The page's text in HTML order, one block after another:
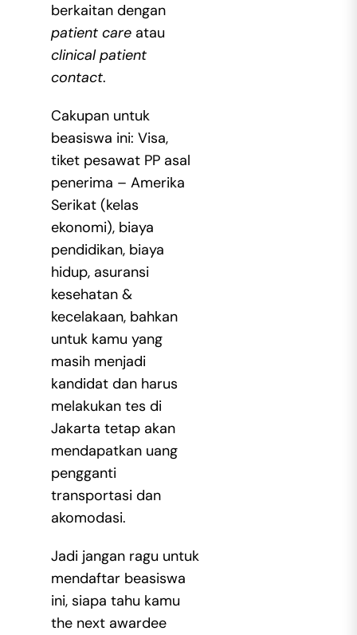
berkaitan dengan
patient careatau
clinical patient
contact.
Cakupan untuk
beasiswa ini: Visa,
tiket pesawat PP asal
penerima – Amerika
Serikat (kelas
ekonomi), biaya
pendidikan, biaya
hidup, asuransi
kesehatan &
kecelakaan, bahkan
untuk kamu yang
masih menjadi
kandidat dan harus
melakukan tes di
Jakarta tetap akan
mendapatkan uang
pengganti
transportasi dan
akomodasi.
Jadi jangan ragu untuk
mendaftar beasiswa
ini, siapa tahu kamu
the next awardee